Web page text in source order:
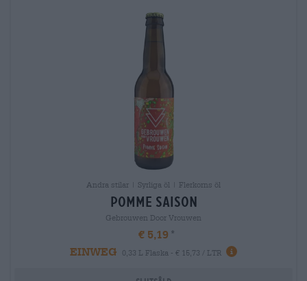
Andra stilar | Syrliga öl | Flerkorns öl
pomme saison
Gebrouwen Door Vrouwen
€ 5,19
EINWEG
0,33 L Flaska - € 15,73 / LTR